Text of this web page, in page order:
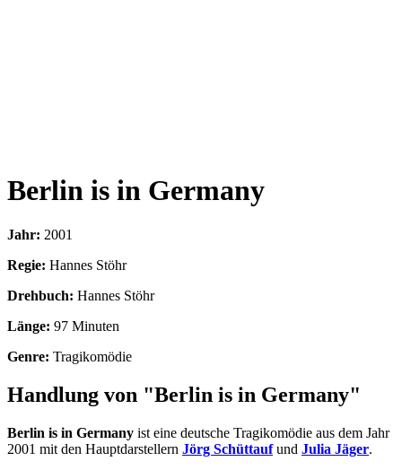
Berlin is in Germany
Jahr: 2001
Regie: Hannes Stöhr
Drehbuch: Hannes Stöhr
Länge: 97 Minuten
Genre: Tragikomödie
Handlung von "Berlin is in Germany"
Berlin is in Germany ist eine deutsche Tragikomödie aus dem Jahr
2001 mit den Hauptdarstellern Jörg Schüttaufund Julia Jäger.